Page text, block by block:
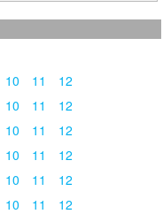
10 11
12
10 11
12
10 11
12
10 11
12
10 11
12
10 11
12